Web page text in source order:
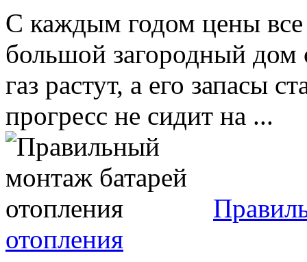
С каждым годом цены все
большой загородный дом
газ растут, а его запасы
прогресс не сидит на ...
отопления